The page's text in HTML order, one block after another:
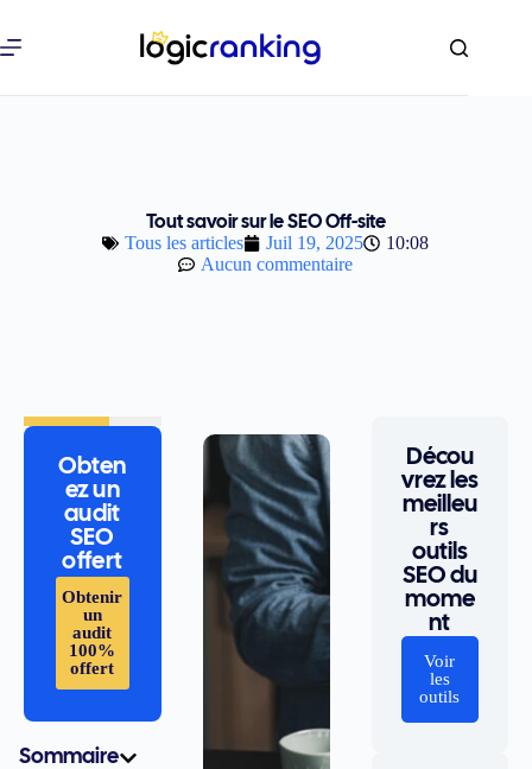
Tout savoir sur le SEO Off-site
Tous les articles Juil 19, 2025
10:08
Aucun commentaire
Obten
ez un
audit
SEO
offert
Obtenir
un
audit
100%
offert
Sommaire
Décou
vrez les
meilleu
rs
outils
SEO du
mome
nt
Voir
les
outils